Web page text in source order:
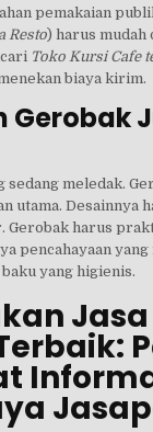
pemakaian
Resto) harus mudah
Toko Kursi Cafe
biaya kirim.
Gerobak
sedang meledak.
utama. Desainnya
Gerobak harus
pencahayaan
yang higienis.